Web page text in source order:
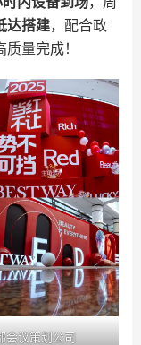
达搭建​​，配合政
量完成！
会议策划公司